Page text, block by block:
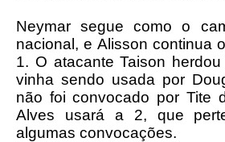
Neymar segue como o
nacional, e Alisson continua
1. O atacante Taison
vinha sendo usada por
não foi convocado por Tite
Alves usará a 2, que
algumas convocações.